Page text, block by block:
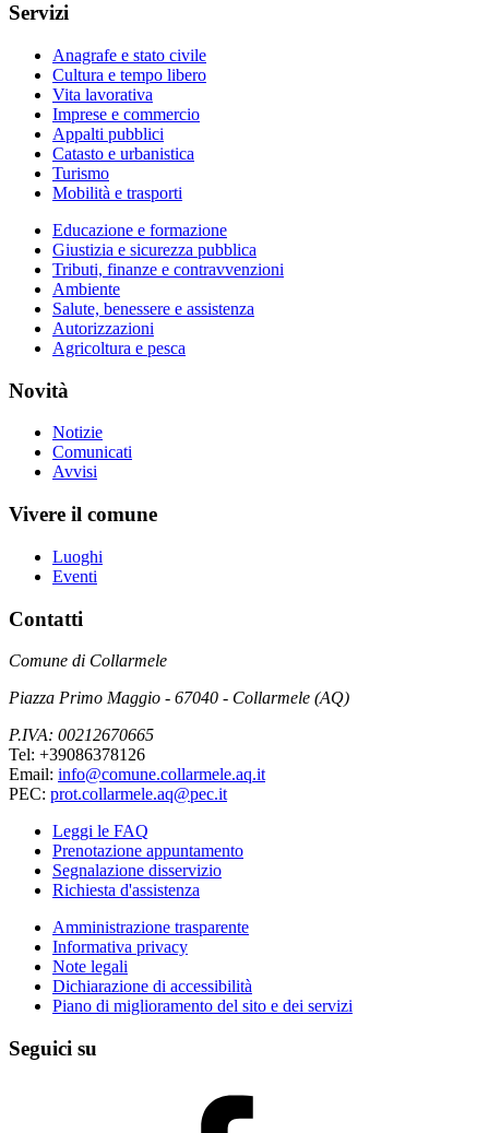
Servizi
Anagrafe e stato civile
Cultura e tempo libero
Vita lavorativa
Imprese e commercio
Appalti pubblici
Catasto e urbanistica
Turismo
Mobilità e trasporti
Educazione e formazione
Giustizia e sicurezza pubblica
Tributi, finanze e contravvenzioni
Ambiente
Salute, benessere e assistenza
Autorizzazioni
Agricoltura e pesca
Novità
Notizie
Comunicati
Avvisi
Vivere il comune
Luoghi
Eventi
Contatti
Comune di Collarmele
Piazza Primo Maggio - 67040 - Collarmele (AQ)
P.IVA: 00212670665
Tel: +39086378126
Email: info@comune.collarmele.aq.it
PEC: prot.collarmele.aq@pec.it
Leggi le FAQ
Prenotazione appuntamento
Segnalazione disservizio
Richiesta d'assistenza
Amministrazione trasparente
Informativa privacy
Note legali
Dichiarazione di accessibilità
Piano di miglioramento del sito e dei servizi
Seguici su